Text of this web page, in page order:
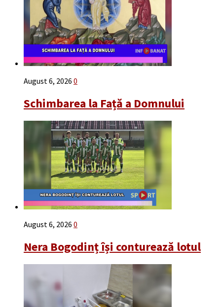
August 6, 2026 0
Schimbarea la Față a Domnului
August 6, 2026 0
Nera Bogodinț își conturează lotul